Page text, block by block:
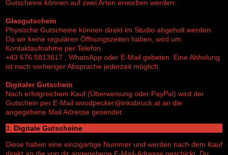
Gutscheine können auf zwei Arten erworben werden:
Glasgutschein
Physische Gutscheine können direkt im Studio abgeholt werden.
Da wir keine regulären Öffnungszeiten haben, wird um
Kontaktaufnahme per Telefon
+43 676 5813617 , WhatsApp oder E-Mail gebeten. Eine Abholung
ist nach vorheriger Absprache jederzeit möglich.
Digitaler Gutschein
Nach erfolgreichem Kauf (Überweisung oder PayPal) wird der
Gutschein per E-Mail woodpecker@inksbruck.at an die
angegebene Mail Adresse gesendet.
3. Digitale Gutscheine
Diese haben eine einzigartige Nummer und werden nach dem Kauf
direkt an die von dir angegebene E-Mail-Adresse geschickt. Du